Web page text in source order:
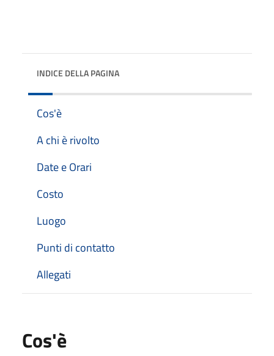
INDICE DELLA PAGINA
Cos'è
A chi è rivolto
Date e Orari
Costo
Luogo
Punti di contatto
Allegati
Cos'è